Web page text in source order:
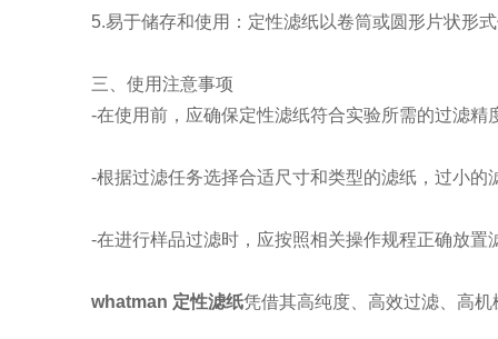
5.易于储存和使用：定性滤纸以卷筒或圆形片状形式
三、使用注意事项
-在使用前，应确保定性滤纸符合实验所需的过滤精
-根据过滤任务选择合适尺寸和类型的滤纸，过小的
-在进行样品过滤时，应按照相关操作规程正确放置
whatman 定性滤纸凭借其高纯度、高效过滤、高